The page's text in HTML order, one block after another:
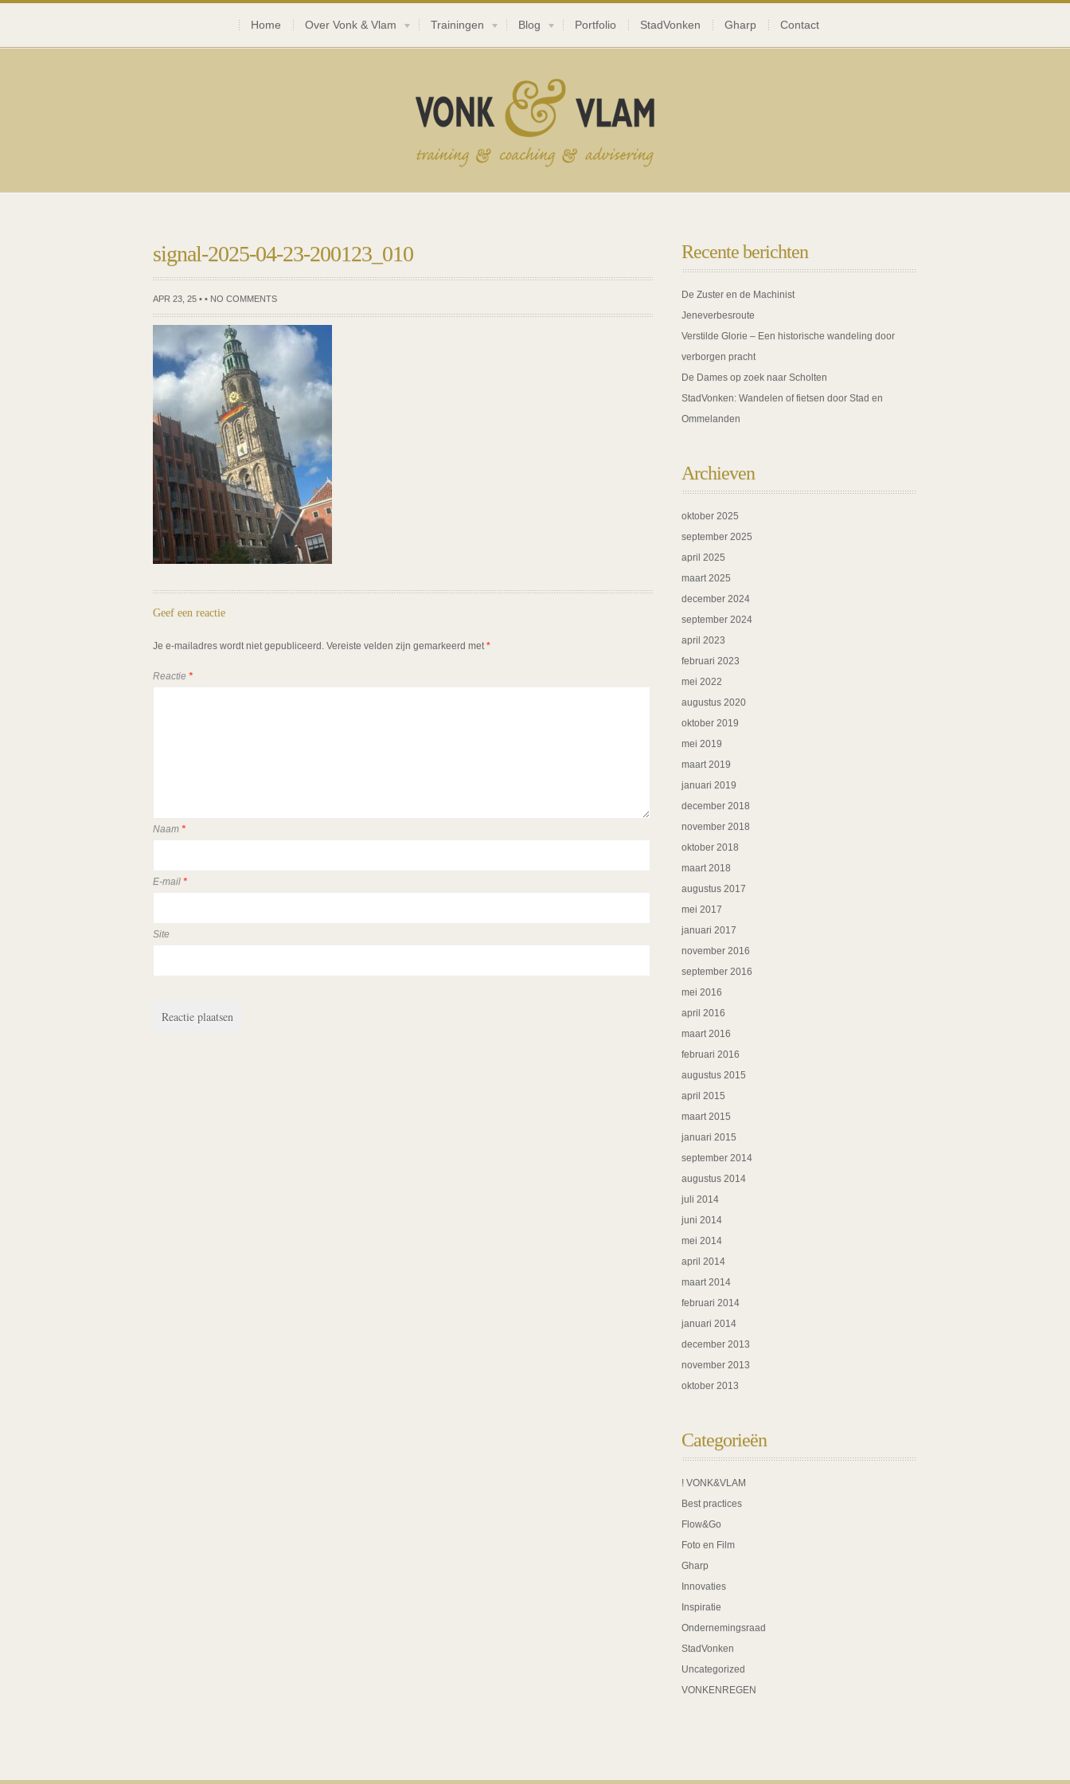
Home Over Vonk & Vlam Trainingen Blog Portfolio StadVonken Gharp Contact
signal-2025-04-23-200123_010
APR 23, 25 • • NO COMMENTS
Geef een reactie
Je e-mailadres wordt niet gepubliceerd. Vereiste velden zijn gemarkeerd met*
Reactie *
Naam *
E-mail *
Site
Recente berichten
De Zuster en de Machinist
Jeneverbesroute
Verstilde Glorie – Een historische wandeling door
verborgen pracht
De Dames op zoek naar Scholten
StadVonken: Wandelen of fietsen door Stad en
Ommelanden
Archieven
oktober 2025
september 2025
april 2025
maart 2025
december 2024
september 2024
april 2023
februari 2023
mei 2022
augustus 2020
oktober 2019
mei 2019
maart 2019
januari 2019
december 2018
november 2018
oktober 2018
maart 2018
augustus 2017
mei 2017
januari 2017
november 2016
september 2016
mei 2016
april 2016
maart 2016
februari 2016
augustus 2015
april 2015
maart 2015
januari 2015
september 2014
augustus 2014
juli 2014
juni 2014
mei 2014
april 2014
maart 2014
februari 2014
januari 2014
december 2013
november 2013
oktober 2013
Categorieën
! VONK&VLAM
Best practices
Flow&Go
Foto en Film
Gharp
Innovaties
Inspiratie
Ondernemingsraad
StadVonken
Uncategorized
VONKENREGEN